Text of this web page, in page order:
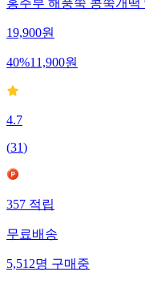
홍주부 해풍쑥 콩쑥개떡
19,900원
40%11,900원
4.7
(31)
357적립
무료배송
5,512명구매중